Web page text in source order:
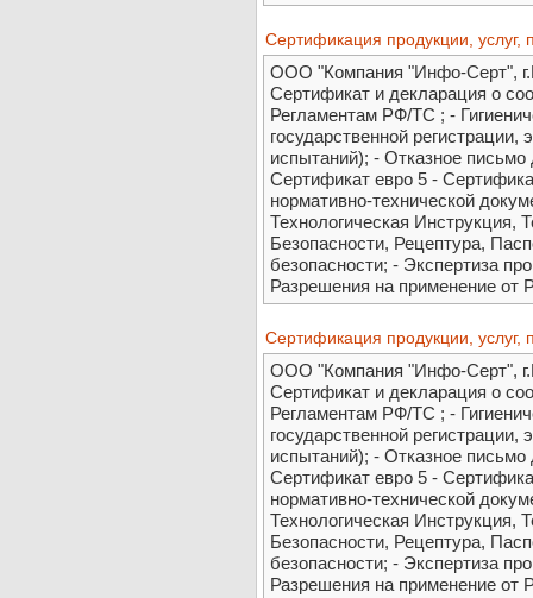
Cертификация продукции, услуг,
ООО "Компания "Инфо-Серт",
Сертификат и декларация о
Регламентам РФ/ТС ; -
государственной
испытаний); - Отказное
Сертификат евро 5 -
нормативно-технической
Технологическая Инструкция,
Безопасности, Рецептура,
безопасности; - Экспертиза
Разрешения на применение от
Cертификация продукции, услуг,
ООО "Компания "Инфо-Серт",
Сертификат и декларация о
Регламентам РФ/ТС ; -
государственной
испытаний); - Отказное
Сертификат евро 5 -
нормативно-технической
Технологическая Инструкция,
Безопасности, Рецептура,
безопасности; - Экспертиза
Разрешения на применение от